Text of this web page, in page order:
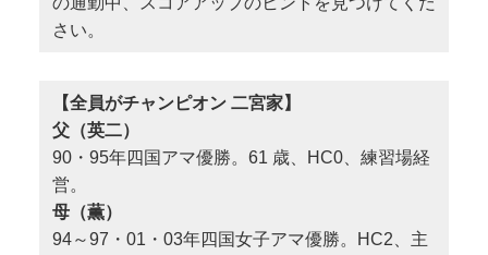
さい。
【全員がチャンピオン 二宮家】
父（英二）
90・95年四国アマ優勝。61 歳、HC0、練習場経
営。
母（薫）
94～97・01・03年四国女子アマ優勝。HC2、主